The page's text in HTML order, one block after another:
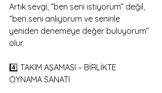
Artık sevgi, “ben seni istiyorum” değil,
“ben seni anlıyorum ve seninle
yeniden denemeye değer buluyorum”
olur.
4️⃣ TAKIM AŞAMASI – BİRLİKTE
OYNAMA SANATI